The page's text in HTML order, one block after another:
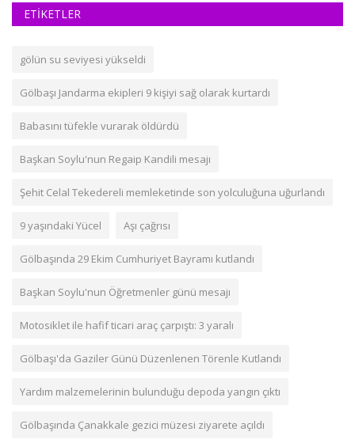
ETİKETLER
gölün su seviyesi yükseldi
Gölbaşı Jandarma ekipleri 9 kişiyi sağ olarak kurtardı
Babasını tüfekle vurarak öldürdü
Başkan Soylu'nun Regaip Kandili mesajı
Şehit Celal Tekedereli memleketinde son yolculuğuna uğurlandı
9 yaşındaki Yücel Aşı çağrısı
Gölbaşında 29 Ekim Cumhuriyet Bayramı kutlandı
Başkan Soylu'nun Öğretmenler günü mesajı
Motosiklet ile hafif ticari araç çarpıştı: 3 yaralı
Gölbaşı'da Gaziler Günü Düzenlenen Törenle Kutlandı
Yardım malzemelerinin bulunduğu depoda yangın çıktı
Gölbaşında Çanakkale gezici müzesi ziyarete açıldı